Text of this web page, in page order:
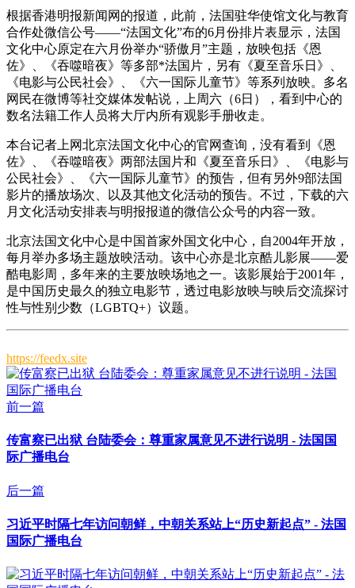
根据香港明报新闻网的报道，此前，法国驻华使馆文化与教育
合作处微信公号——“法国文化”布的6月份排片表显示，法国
文化中心原定在六月份举办“骄傲月”主题，放映包括《恩
佐》、《吞噬暗夜》等多部*法国片，另有《夏至音乐日》、
《电影与公民社会》、《六一国际儿童节》等系列放映。多名
网民在微博等社交媒体发帖说，上周六（6日），看到中心的
数名法籍工作人员将大厅内所有观影手册收走。
本台记者上网北京法国文化中心的官网查询，没有看到《恩
佐》、《吞噬暗夜》两部法国片和《夏至音乐日》、《电影与
公民社会》、《六一国际儿童节》的预告，但有另外9部法国
影片的播放场次、以及其他文化活动的预告。不过，下载的六
月文化活动安排表与明报报道的微信公众号的内容一致。
北京法国文化中心是中国首家外国文化中心，自2004年开放，
每月举办多场主题放映活动。该中心亦是北京酷儿影展——爱
酷电影周，多年来的主要放映场地之一。该影展始于2001年，
是中国历史最久的独立电影节，透过电影放映与映后交流探讨
性与性别少数（LGBTQ+）议题。
https://feedx.site
前一篇
传富察已出狱 台陆委会：尊重家属意见不进行说明 - 法国国
际广播电台
后一篇
习近平时隔七年访问朝鲜，中朝关系站上“历史新起点” - 法国
国际广播电台